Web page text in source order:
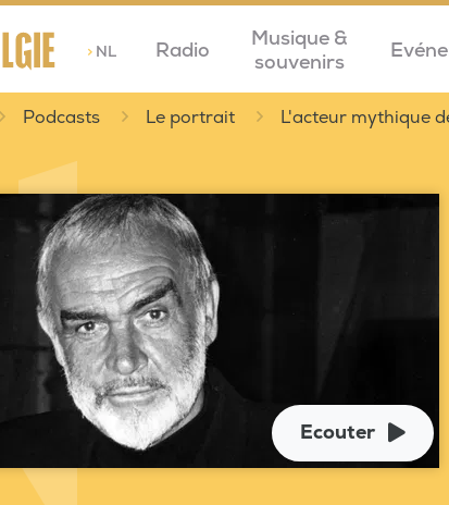
>NL Radio
Musique &
souvenirs
Podcasts Le portrait L'acteur mythique
Ecouter